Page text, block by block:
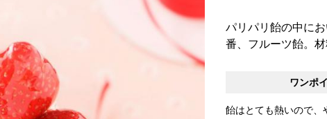
パリパリ飴の中に
番、フルーツ飴。
ワンポ
飴はとても熱いので、